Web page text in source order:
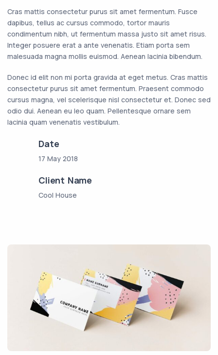
Cras mattis consectetur purus sit amet fermentum. Fusce
dapibus, tellus ac cursus commodo, tortor mauris
condimentum nibh, ut fermentum massa justo sit amet risus.
Integer posuere erat a ante venenatis. Etiam porta sem
malesuada magna mollis euismod. Aenean lacinia bibendum.
Donec id elit non mi porta gravida at eget metus. Cras mattis
consectetur purus sit amet fermentum. Praesent commodo
cursus magna, vel scelerisque nisl consectetur et. Donec sed
odio dui. Aenean eu leo quam. Pellentesque ornare sem
lacinia quam venenatis vestibulum.
Date
17 May 2018
Client Name
Cool House